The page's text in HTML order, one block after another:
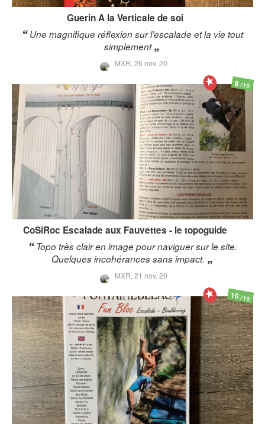
Guerin A la Verticale de soi
Une magnifique réflexion sur l’escalade et la vie tout
simplement
MXR, 26 nov. 20
CoSiRoc Escalade aux Fauvettes - le topoguide
Topo très clair en image pour naviguer sur le site.
Quelques incohérances sans impact.
MXR, 21 nov. 20
8/10
10/10